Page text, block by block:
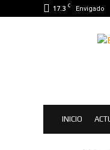
17.3 C Envigado
Envigado
INICIO